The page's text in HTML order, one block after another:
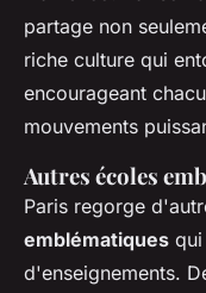
partage non
riche culture qui
encourageant
mouvements
Autres écoles
Paris regorge
emblématiques
d'enseignements.